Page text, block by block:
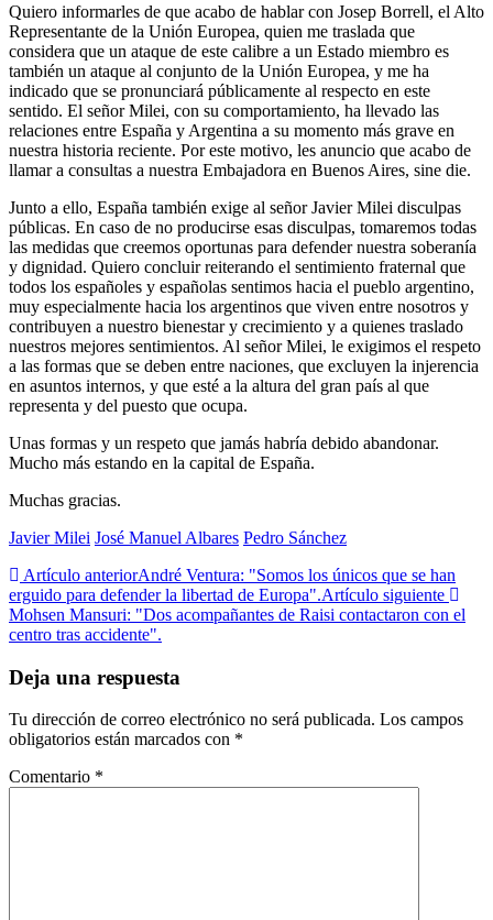
Quiero informarles de que acabo de hablar con Josep Borrell, el Alto
Representante de la Unión Europea, quien me traslada que
considera que un ataque de este calibre a un Estado miembro es
también un ataque al conjunto de la Unión Europea, y me ha
indicado que se pronunciará públicamente al respecto en este
sentido. El señor Milei, con su comportamiento, ha llevado las
relaciones entre España y Argentina a su momento más grave en
nuestra historia reciente. Por este motivo, les anuncio que acabo de
llamar a consultas a nuestra Embajadora en Buenos Aires, sine die.
Junto a ello, España también exige al señor Javier Milei disculpas
públicas. En caso de no producirse esas disculpas, tomaremos todas
las medidas que creemos oportunas para defender nuestra soberanía
y dignidad. Quiero concluir reiterando el sentimiento fraternal que
todos los españoles y españolas sentimos hacia el pueblo argentino,
muy especialmente hacia los argentinos que viven entre nosotros y
contribuyen a nuestro bienestar y crecimiento y a quienes traslado
nuestros mejores sentimientos. Al señor Milei, le exigimos el respeto
a las formas que se deben entre naciones, que excluyen la injerencia
en asuntos internos, y que esté a la altura del gran país al que
representa y del puesto que ocupa.
Unas formas y un respeto que jamás habría debido abandonar.
Mucho más estando en la capital de España.
Muchas gracias.
Javier Milei José Manuel Albares Pedro Sánchez
Artículo anteriorAndré Ventura: "Somos los únicos que se han
erguido para defender la libertad de Europa".Artículo siguiente
Mohsen Mansuri: "Dos acompañantes de Raisi contactaron con el
centro tras accidente".
Deja una respuesta
Tu dirección de correo electrónico no será publicada. Los campos
obligatorios están marcados con *
Comentario *